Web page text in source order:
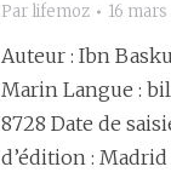
Par lifemoz 16
Auteur : Ibn
Marin Langue :
8728 Date de
d’édition :